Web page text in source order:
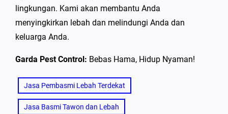
lingkungan. Kami akan membantu Anda
menyingkirkan lebah dan melindungi Anda dan
keluarga Anda.
Garda Pest Control: Bebas Hama, Hidup Nyaman!
Jasa Pembasmi Lebah Terdekat
Jasa Basmi Tawon dan Lebah